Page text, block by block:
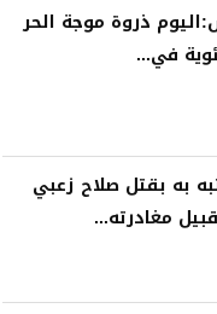
ذروة موجة الحر
به بقتل صلاح زعبي
مغادرته...